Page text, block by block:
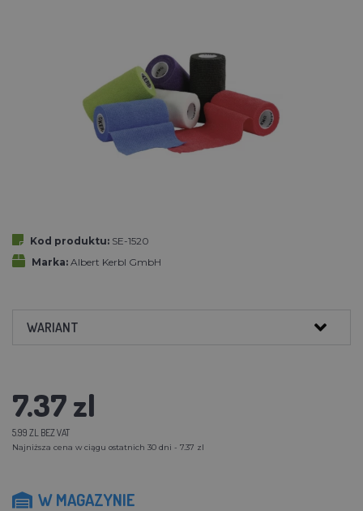
Kod produktu: SE-1520
Marka: Albert Kerbl GmbH
WARIANT
7.37 zl
5.99 ZL BEZ VAT
Najniższa cena w ciągu ostatnich 30 dni - 7.37 zl
W MAGAZYNIE